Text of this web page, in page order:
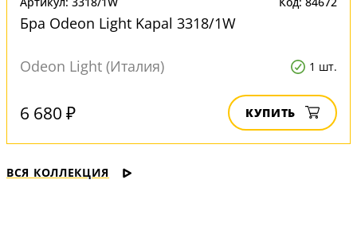
Бра Odeon Light Kapal 3318/1W
Odeon Light (Италия) 1 шт.
6 680 ₽ КУПИТЬ
ВСЯ КОЛЛЕКЦИЯ